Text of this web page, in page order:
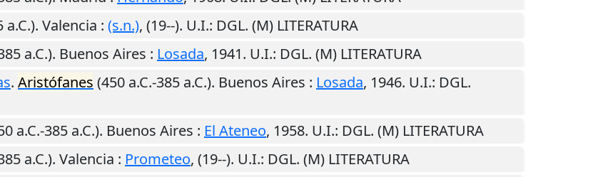
a.C.). Valencia : (s.n.), (19--). U.I.: DGL. (M) LITERATURA
a.C.). Buenos Aires : Losada, 1941. U.I.: DGL. (M) LITERATURA
. Aristófanes (450 a.C.-385 a.C.). Buenos Aires : Losada, 1946. U.I.: DGL.
a.C.-385 a.C.). Buenos Aires : El Ateneo, 1958. U.I.: DGL. (M) LITERATURA
a.C.). Valencia : Prometeo, (19--). U.I.: DGL. (M) LITERATURA